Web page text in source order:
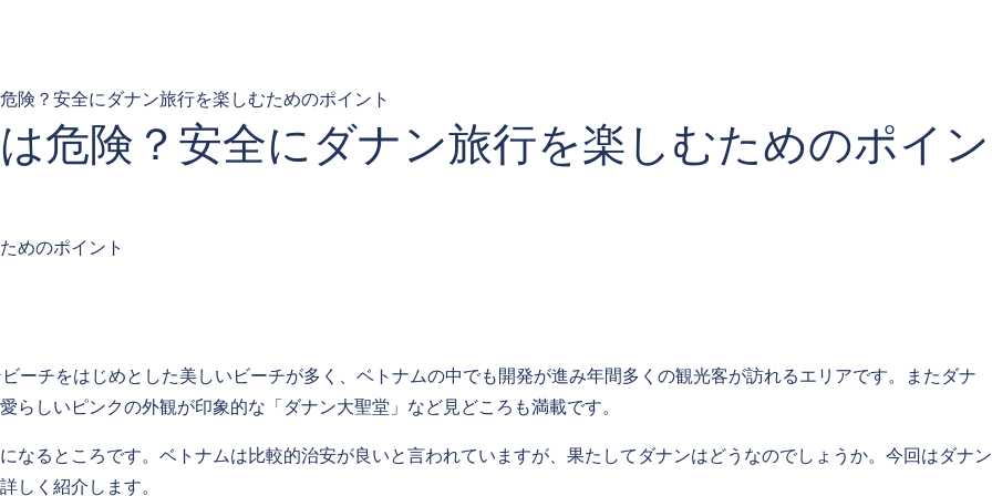
険？安全にダナン旅行を楽しむためのポイント
危険？安全にダナン旅行を楽しむためのポイン
ーチをはじめとした美しいビーチが多く、ベトナムの中でも開発が進み年間多くの観光客が訪れるエリアです。またダナ
しいピンクの外観が印象的な「ダナン大聖堂」など見どころも満載です。
なるところです。ベトナムは比較的治安が良いと言われていますが、果たしてダナンはどうなのでしょうか。今回はダナン
しく紹介します。